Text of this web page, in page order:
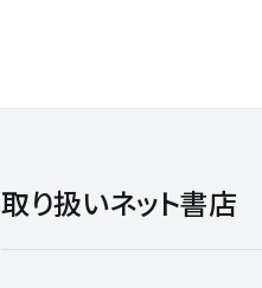
取り扱いネット書店